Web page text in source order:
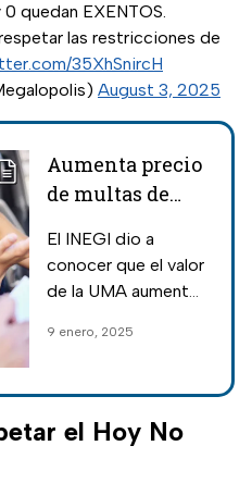
quedan EXENTOS.
las restricciones de
35XhSnircH
August 3, 2025
Aumenta precio
de multas de
CDMX en 2025;
esto costarán
El INEGI dio a
conocer que el valor
de la UMA aumentó,
transito en la
(CDMX) también
tendrán un nuevo
precio en 2025.
9 enero, 2025
el Hoy No